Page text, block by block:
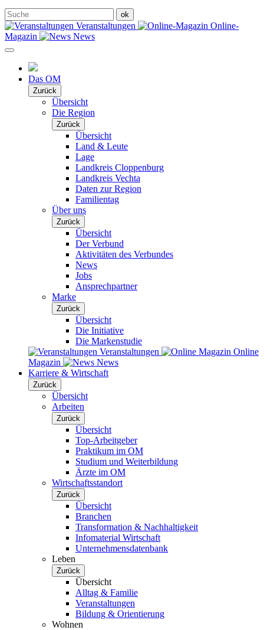
Veranstaltungen
Online-
Magazin
News
Das OM
Zurück
Übersicht
Die Region
Zurück
Übersicht
Land & Leute
Lage
Landkreis Cloppenburg
Landkreis Vechta
Daten zur Region
Familientag
Über uns
Zurück
Übersicht
Der Verbund
Aktivitäten des Verbundes
News
Jobs
Ansprechpartner
Marke
Zurück
Übersicht
Die Initiative
Die Markenstudie
Veranstaltungen
Online
Magazin
News
Karriere & Wirtschaft
Zurück
Übersicht
Arbeiten
Zurück
Übersicht
Top-Arbeitgeber
Praktikum im OM
Studium und Weiterbildung
Ärzte im OM
Wirtschaftsstandort
Zurück
Übersicht
Branchen
Transformation & Nachhaltigkeit
Infomaterial Wirtschaft
Unternehmensdatenbank
Leben
Zurück
Übersicht
Alltag & Familie
Veranstaltungen
Bildung & Orientierung
Wohnen